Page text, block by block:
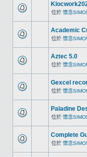
位於 懷念
Academic
位於 懷念
Aztec 5.0
位於 懷念
Gexcel
位於 懷念
Paladine
位於 懷念
Complete
位於 懷念